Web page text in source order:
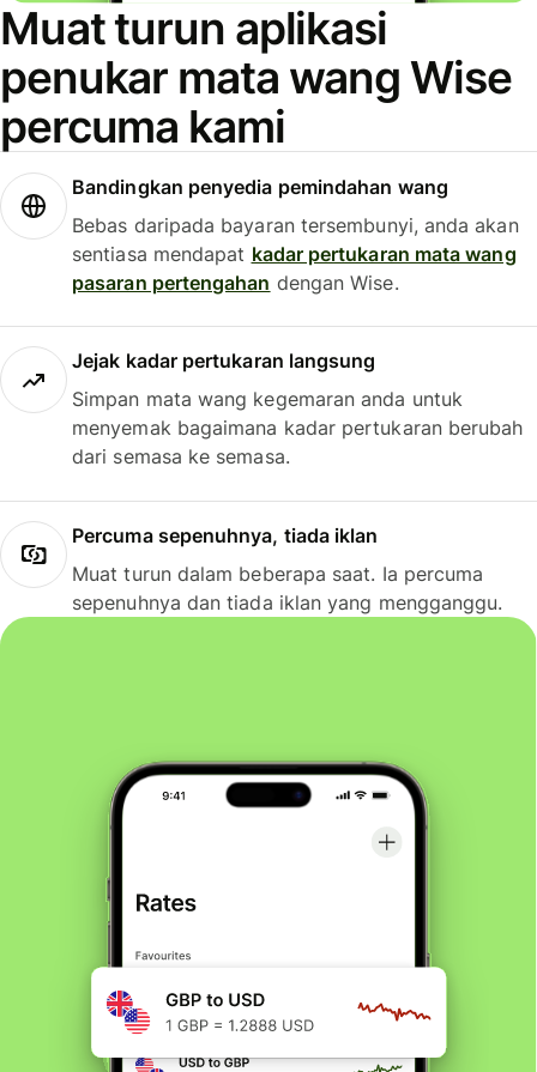
Muat turun aplikasi
penukar mata wang Wise
percuma kami
Bandingkan penyedia pemindahan wang
Bebas daripada bayaran tersembunyi, anda akan
sentiasa mendapat kadar pertukaran mata wang
pasaran pertengahan dengan Wise.
Jejak kadar pertukaran langsung
Simpan mata wang kegemaran anda untuk
menyemak bagaimana kadar pertukaran berubah
dari semasa ke semasa.
Percuma sepenuhnya, tiada iklan
Muat turun dalam beberapa saat. Ia percuma
sepenuhnya dan tiada iklan yang mengganggu.